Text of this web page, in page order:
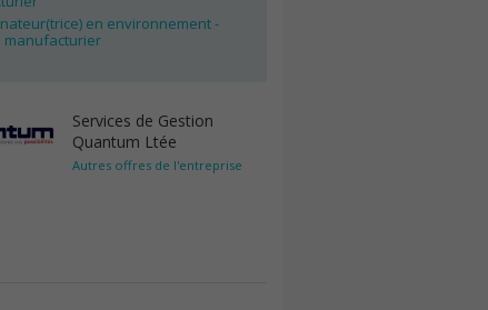
en environnement -
manufacturier
Services de Gestion
Quantum Ltée
Autres offres de l'entreprise